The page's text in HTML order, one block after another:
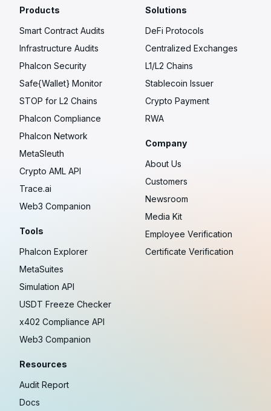
Products
Smart Contract Audits
Infrastructure Audits
Phalcon Security
Safe{Wallet} Monitor
STOP for L2 Chains
Phalcon Compliance
Phalcon Network
MetaSleuth
Crypto AML API
Trace.ai
Web3 Companion
Tools
Phalcon Explorer
MetaSuites
Simulation API
USDT Freeze Checker
x402 Compliance API
Web3 Companion
Resources
Audit Report
Docs
Solutions
DeFi Protocols
Centralized Exchanges
L1/L2 Chains
Stablecoin Issuer
Crypto Payment
RWA
Company
About Us
Customers
Newsroom
Media Kit
Employee Verification
Certificate Verification